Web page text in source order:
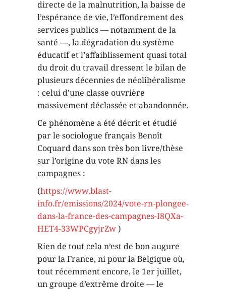
directe de la malnutrition, la baisse de
l’espérance de vie, l’effondrement des
services publics — notamment de la
santé —, la dégradation du système
éducatif et l’affaiblissement quasi total
du droit du travail dressent le bilan de
plusieurs décennies de néolibéralisme
: celui d’une classe ouvrière
massivement déclassée et abandonnée.
Ce phénomène a été décrit et étudié
par le sociologue français Benoît
Coquard dans son très bon livre/thèse
sur l’origine du vote RN dans les
campagnes :
(https://www.blast-
info.fr/emissions/2024/vote-rn-plongee-
dans-la-france-des-campagnes-I8QXa-
HET4-33WPCgyjrZw)
Rien de tout cela n’est de bon augure
pour la France, ni pour la Belgique où,
tout récemment encore, le 1er juillet,
un groupe d’extrême droite — le